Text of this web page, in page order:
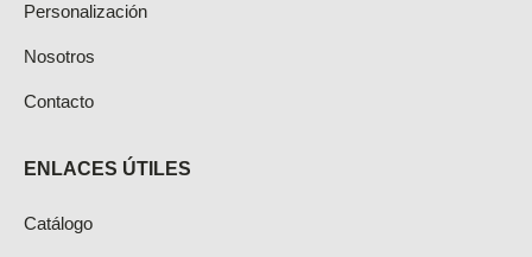
Personalización
Nosotros
Contacto
ENLACES ÚTILES
Catálogo